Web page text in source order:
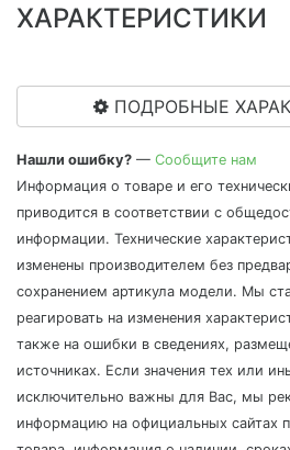
ХАРАКТЕРИСТИКИ
ПОДРОБНЫЕ
Нашли ошибку? — Сообщите нам
Информация о товаре и его
приводится в соответствии с
информации. Технические
изменены производителем без
сохранением артикула модели. Мы
реагировать на изменения
также на ошибки в сведениях,
источниках. Если значения тех или
исключительно важны для Вас, мы
информацию на официальных сайтах